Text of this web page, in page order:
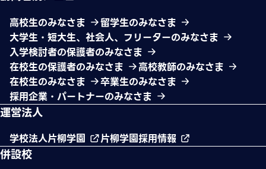
高校生のみなさま
留学生のみなさま
大学生・短大生、社会人、フリーターのみなさま
入学検討者の保護者のみなさま
在校生の保護者のみなさま
高校教師のみなさま
在校生のみなさま
卒業生のみなさま
採用企業・パートナーのみなさま
運営法人
学校法人片柳学園 片柳学園採用情報
併設校